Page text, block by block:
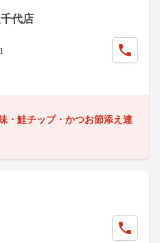
代店
・鮭チップ・かつお節添え連